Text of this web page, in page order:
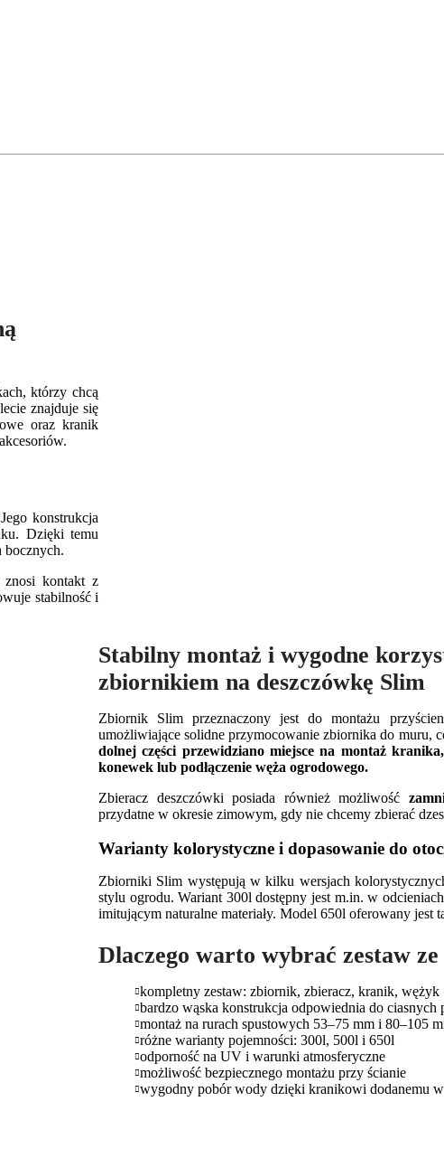
którzy chcą
znajduje się
oraz kranik
konstrukcja
Dzięki temu
bocznych.
znosi kontakt z
stabilność i
Stabilny montaż i wygodne
zbiornikiem na deszczówkę Slim
Zbiornik Slim przeznaczony jest do montażu
umożliwiające solidne przymocowanie zbiornika do muru,
dolnej części przewidziano miejsce na montaż
konewek lub podłączenie węża ogrodowego.
Zbieracz deszczówki posiada również możliwość
przydatne w okresie zimowym, gdy nie chcemy zbierać
Warianty kolorystyczne i dopasowanie do
Zbiorniki Slim występują w kilku wersjach
stylu ogrodu. Wariant 300l dostępny jest m.in. w
imitującym naturalne materiały. Model 650l oferowany jest
Dlaczego warto wybrać zestaw
kompletny zestaw: zbiornik, zbieracz, kranik, wężyk
bardzo wąska konstrukcja odpowiednia do ciasnych
montaż na rurach spustowych 53–75 mm i 80–105
różne warianty pojemności: 300l, 500l i 650l
odporność na UV i warunki atmosferyczne
możliwość bezpiecznego montażu przy ścianie
wygodny pobór wody dzięki kranikowi dodanemu